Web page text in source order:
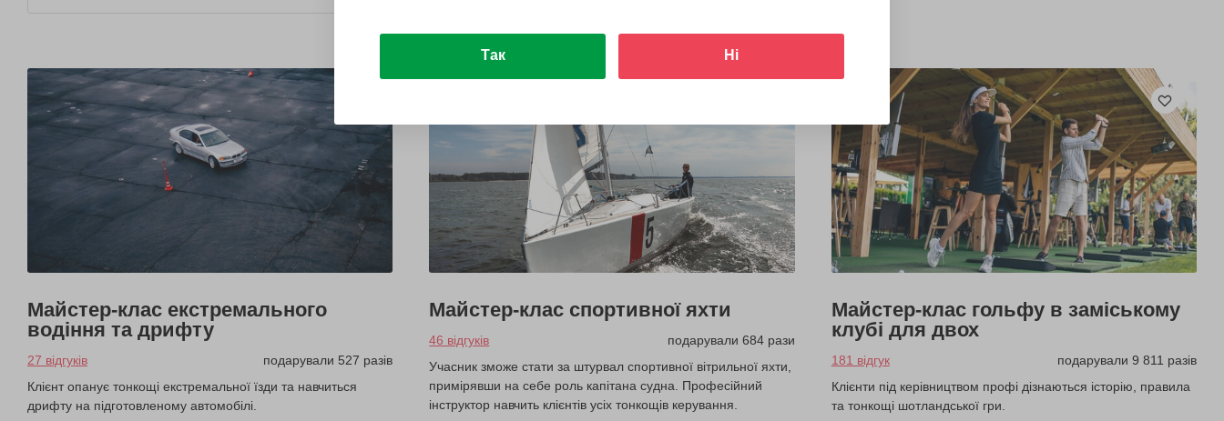
Майстер-клас екстремального
водіння та дрифту
27 відгуків
подарували 527 разів
Клієнт опанує тонкощі екстремальної їзди та навчиться
дрифту на підготовленому автомобілі.
Майстер-клас спортивної яхти
46 відгуків
подарували 684 рази
Учасник зможе стати за штурвал спортивної вітрильної яхти,
примірявши на себе роль капітана судна. Професійний
інструктор навчить клієнтів усіх тонкощів керування.
Майстер-клас гольфу в заміському
клубі для двох
181 відгук
подарували 9 811 разів
Клієнти під керівництвом профі дізнаються історію, правила
та тонкощі шотландської гри.
Так Ні